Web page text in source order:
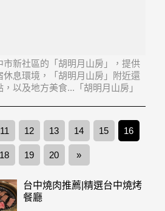
市新社區的「胡明月山房」，提供
休息環境，「胡明月山房」附近還
以及地方美食...「胡明月山房」
11 12 13 14 15 16
18 19 20 »
台中燒肉推薦|精選台中燒烤
餐廳